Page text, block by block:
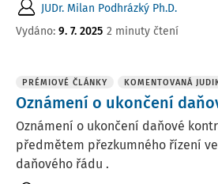
JUDr. Milan Podhrázký Ph.D.
Vydáno: 9. 7. 2025 2 minuty čtení
PRÉMIOVÉ ČLÁNKY KOMENTOVANÁ
Oznámení o ukončení
Oznámení o ukončení daňové
předmětem přezkumného řízení ve
daňového řádu .